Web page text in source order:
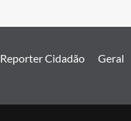
Reporter Cidadão Geral